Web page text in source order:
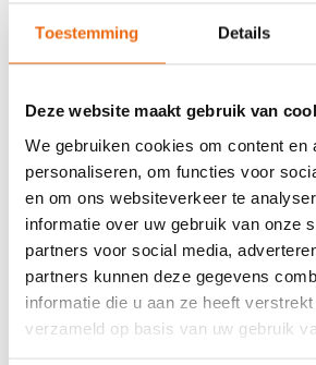
Toestemming Details
Deze website maakt gebruik van
We gebruiken cookies om content en
personaliseren, om functies voor
en om ons websiteverkeer te
informatie over uw gebruik van onze
partners voor social media,
partners kunnen deze gegevens
informatie die u aan ze heeft
verzameld op basis van uw gebruik
BETON BESTELLEN IN
BURGERBRUG
Ben je op zoek naar een leverancier
goedkoop beton kan storten in
bij ons aan het juiste adres. Wij